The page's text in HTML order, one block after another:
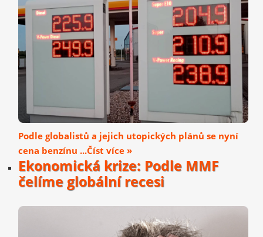
Podle globalistů a jejich utopických plánů se nyní
cena benzínu ...Číst více »
Ekonomická krize: Podle MMF
čelíme globální recesi